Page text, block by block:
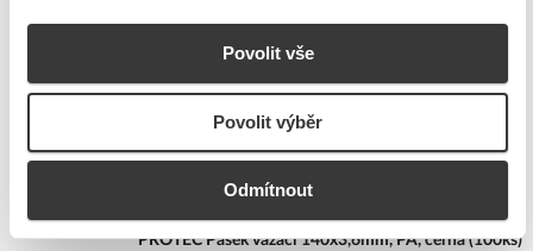
Povolit vše
Povolit výběr
Odmítnout
Tento produkt je v balení po 100 ks
PROTEC Pásek vázací 140x3,6mm, PA, černá (100ks)